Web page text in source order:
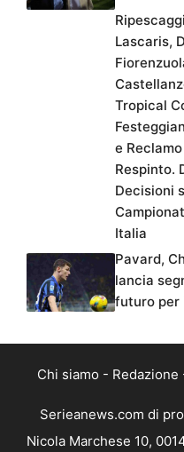
Lascaris,
Tropical
e
Respinto.
Decisioni
Italia
Pavard,
lancia
futuro per
Chi siamo - Redazione
Serieanews.com di
Nicola Marchese 10,